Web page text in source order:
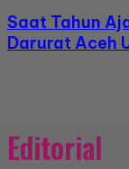
Saat Tahun
Darurat Aceh
Editorial